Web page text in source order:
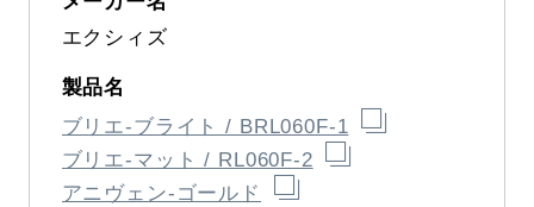
エクシィズ
ブリエ-ブライト / BRL060F-1
ブリエ-マット / RL060F-2
アニヴェン-ゴールド